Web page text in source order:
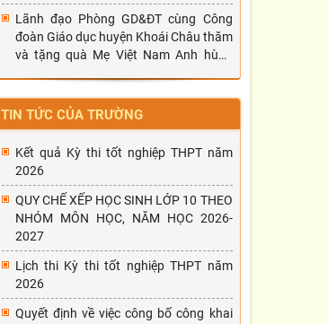
Lãnh đạo Phòng GD&ĐT cùng Công
đoàn Giáo dục huyện Khoái Châu thăm
và tặng quà Mẹ Việt Nam Anh hùng
TIN TỨC CỦA TRƯỜNG
Kết quả Kỳ thi tốt nghiệp THPT năm
2026
QUY CHẾ XẾP HỌC SINH LỚP 10 THEO
NHÓM MÔN HỌC, NĂM HỌC 2026-
2027
Lịch thi Kỳ thi tốt nghiệp THPT năm
2026
Quyết định về việc công bố công khai